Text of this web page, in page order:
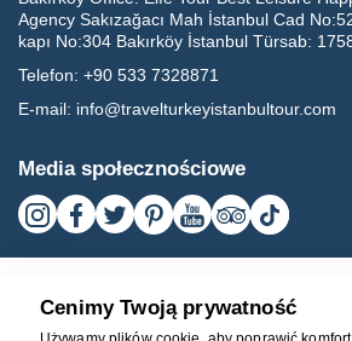
Agency Sakızağacı Mah İstanbul Cad
kapı No:304 Bakırköy İstanbul Türsab:
Telefon: +90 533 7328871
E-mail: info@travelturkeyistanbultour.com
Media społecznościowe
Cenimy Twoją prywatność